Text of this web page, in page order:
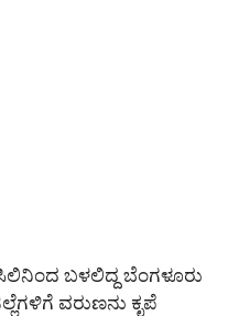
ಬಳಲಿದ್ದ ಬೆಂಗಳೂರು
ವರುಣನು ಕೃಪೆ